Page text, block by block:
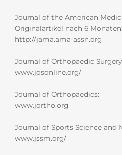
Journal of the American
Originalartikel nach 6 Monaten:
http://jama.ama-assn.org
Journal of Orthopaedic Surgery:
www.josonline.org/
Journal of Orthopaedics:
www.jortho.org
Journal of Sports Science and
www.jssm.org/